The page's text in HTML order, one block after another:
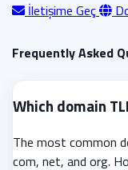
İletişime Geç
Frequently Asked
Which domain
The most common
com, net, and org.